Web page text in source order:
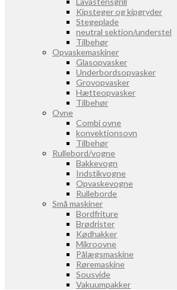
Kipsteger og kipgryder
Stegeplade
neutral sektion/understel
Tilbehør
Opvaskemaskiner
Glasopvasker
Underbordsopvasker
Grovopvasker
Hætteopvasker
Tilbehør
Ovne
Combi ovne
konvektionsovn
Tilbehør
Rullebord/vogne
Bakkevogn
Indstikvogne
Opvaskevogne
Rulleborde
Små maskiner
Bordfriture
Brødrister
Kødhakker
Mikroovne
Pålægsmaskine
Røremaskine
Sousvide
Vakuumpakker